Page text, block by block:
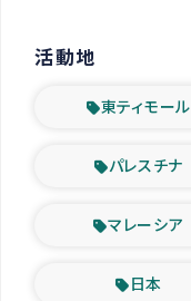
活動地
東ティモール
パレスチナ
マレーシア
日本